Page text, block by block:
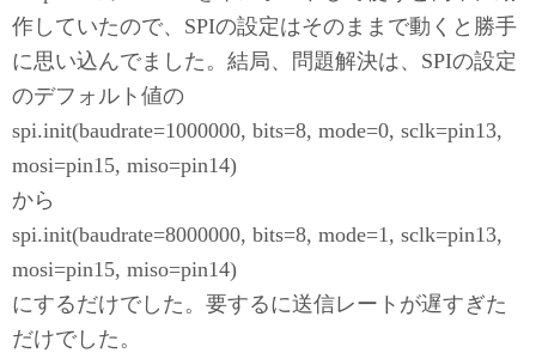
作していたので、SPIの設定はそのままで動くと勝手
に思い込んでました。結局、問題解決は、SPIの設定
のデフォルト値の
spi.init(baudrate=1000000, bits=8, mode=0, sclk=pin13,
mosi=pin15, miso=pin14)
から
spi.init(baudrate=8000000, bits=8, mode=1, sclk=pin13,
mosi=pin15, miso=pin14)
にするだけでした。要するに送信レートが遅すぎた
だけでした。